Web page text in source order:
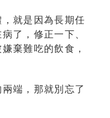
就是因為長期任
了，修正一下、
棄難吃的飲食，
端，那就別忘了